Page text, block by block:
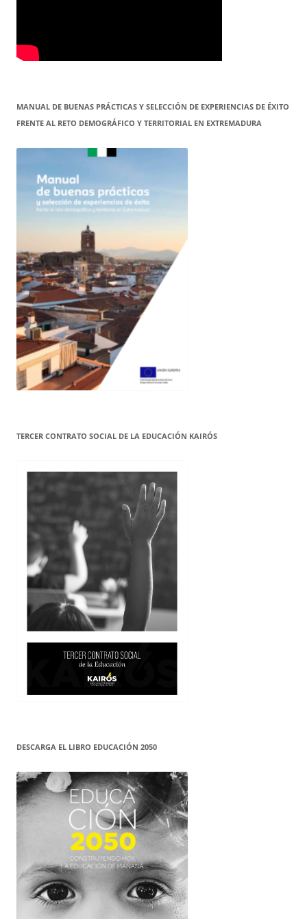
MANUAL DE BUENAS PRÁCTICAS Y SELECCIÓN DE EXPERIENCIAS DE ÉXITO
FRENTE AL RETO DEMOGRÁFICO Y TERRITORIAL EN EXTREMADURA
TERCER CONTRATO SOCIAL DE LA EDUCACIÓN KAIRÓS
DESCARGA EL LIBRO EDUCACIÓN 2050